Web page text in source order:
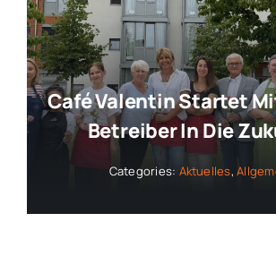
Café Valentin Startet
Betreiber In Die
Categories: Aktuelles,